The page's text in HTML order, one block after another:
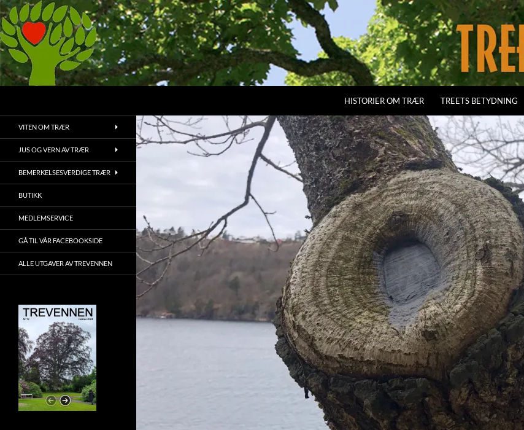
Hopp
til
innhold
HISTORIER OM TRÆR TREETS BETYDNING
trær og vegetasjon
VITEN OM TRÆR
JUS OG VERN AV TRÆR
BEMERKELSESVERDIGE TRÆR
BUTIKK
MEDLEMSERVICE
GÅ TIL VÅR FACEBOOKSIDE
ALLE UTGAVER AV TREVENNEN